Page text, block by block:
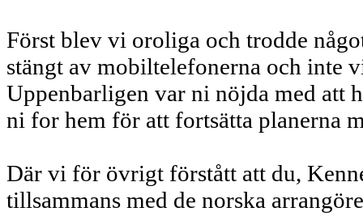
Först blev vi oroliga och trodde
stängt av mobiltelefonerna och inte
Uppenbarligen var ni nöjda med att
ni for hem för att fortsätta planerna
Där vi för övrigt förstått att du,
tillsammans med de norska